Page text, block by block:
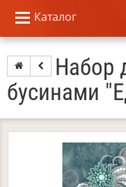
Каталог
Набор
бусинами